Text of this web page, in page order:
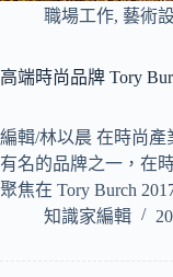
職場工作, 藝術
高端時尚品牌 Tory
編輯/林以晨 在時尚產
有名的品牌之一，在
聚焦在 Tory Burch
知識家編輯